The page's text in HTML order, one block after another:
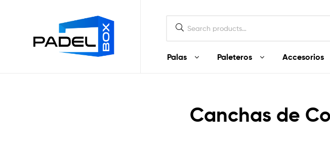
Palas Paleteros Accesorios
Ecuador
Canchas de